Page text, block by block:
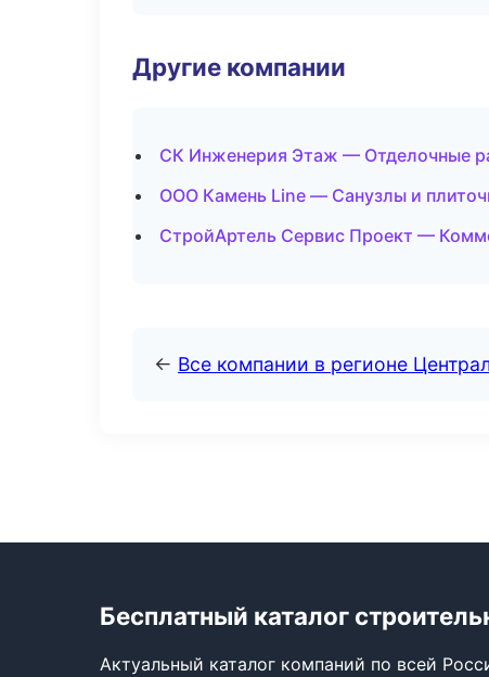
Другие компании
СК Инженерия Этаж — Отделочные
ООО Камень Line — Санузлы и
СтройАртель Сервис Проект —
← Все компании в регионе
Бесплатный каталог
Актуальный каталог компаний по всей